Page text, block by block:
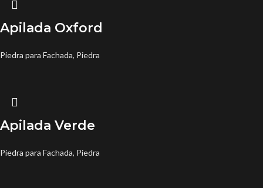
Apilada Oxford
Piedra para Fachada, Piedra
Apilada Verde
Piedra para Fachada, Piedra